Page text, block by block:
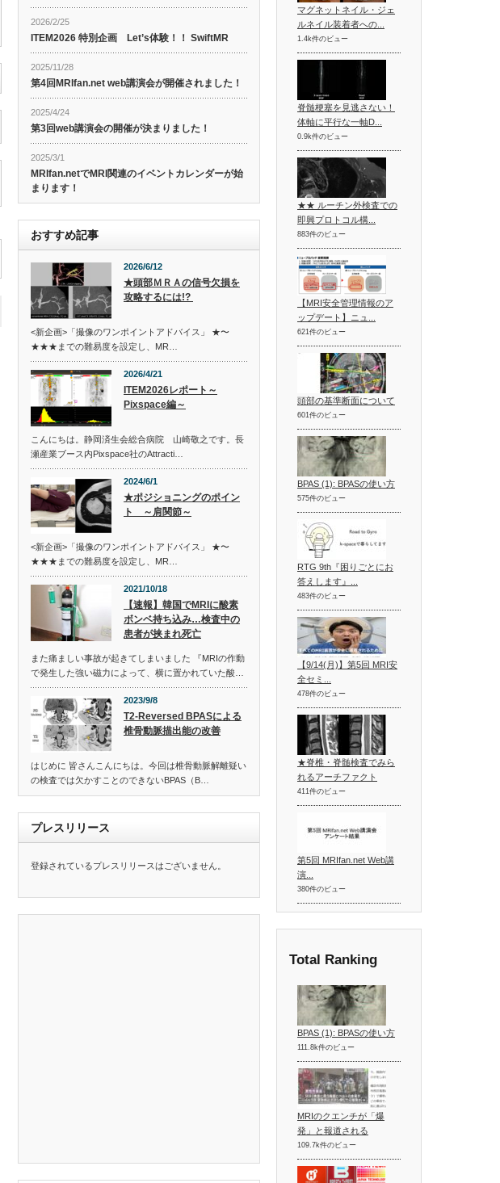
2026/2/25
ITEM2026 特別企画 Let’s体験！！ SwiftMR
2025/11/28
第4回MRIfan.net web講演会が開催されました！
2025/4/24
第3回web講演会の開催が決まりました！
2025/3/1
MRIfan.netでMRI関連のイベントカレンダーが始
まります！
おすすめ記事
2026/6/12
★頭部ＭＲＡの信号欠損を
攻略するには!?
<新企画>「撮像のワンポイントアドバイス」 ★〜
★★★までの難易度を設定し、MR…
2026/4/21
ITEM2026レポート～
Pixspace編～
こんにちは。静岡済生会総合病院 山崎敬之です。長
瀬産業ブース内Pixspace社のAttracti…
2024/6/1
★ポジショニングのポイン
ト ～肩関節～
<新企画>「撮像のワンポイントアドバイス」 ★〜
★★★までの難易度を設定し、MR…
2021/10/18
【速報】韓国でMRIに酸素
ボンベ持ち込み…検査中の
患者が挟まれ死亡
また痛ましい事故が起きてしまいました 『MRIの作動
で発生した強い磁力によって、横に置かれていた酸…
2023/9/8
T2-Reversed BPASによる
椎骨動脈描出能の改善
はじめに 皆さんこんにちは。今回は椎骨動脈解離疑い
の検査では欠かすことのできないBPAS（B…
プレスリリース
登録されているプレスリリースはございません。
マグネットネイル・ジェ
ルネイル装着者への...
1.4k件のビュー
脊髄梗塞を見逃さない！
体軸に平行な一軸D...
0.9k件のビュー
★★ ルーチン外検査での
即興プロトコル構...
883件のビュー
【MRI安全管理情報のア
ップデート】ニュ...
621件のビュー
頭部の基準断面について
601件のビュー
BPAS (1): BPASの使い方
575件のビュー
RTG 9th『困りごとにお
答えします』...
483件のビュー
【9/14(月)】第5回 MRI安
全セミ...
478件のビュー
★脊椎・脊髄検査でみら
れるアーチファクト
411件のビュー
第5回 MRIfan.net Web講
演...
380件のビュー
Total Ranking
BPAS (1): BPASの使い方
111.8k件のビュー
MRIのクエンチが「爆
発」と報道される
109.7k件のビュー